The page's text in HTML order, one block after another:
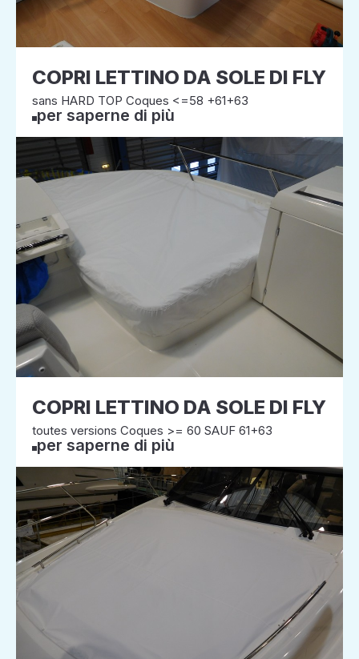
COPRI LETTINO DA SOLE DI FLY
sans HARD TOP Coques <=58 +61+63
per saperne di più
COPRI LETTINO DA SOLE DI FLY
toutes versions Coques >= 60 SAUF 61+63
per saperne di più